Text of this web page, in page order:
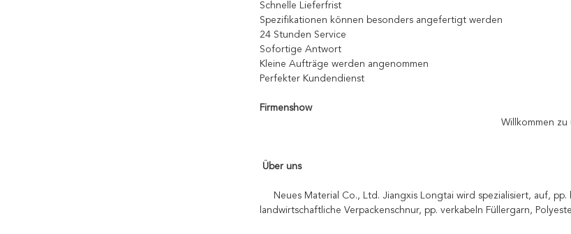
Schnelle Lieferfrist
Spezifikationen können besonders angefertigt werden
24 Stunden Service
Sofortige Antwort
Kleine Aufträge werden angenommen
Perfekter Kundendienst
Firmenshow
Willkommen zu
Über uns
Neues Material Co., Ltd. Jiangxis Longtai wird spezialisiert, auf,
landwirtschaftliche Verpackenschnur, pp. verkabeln Füllergarn,